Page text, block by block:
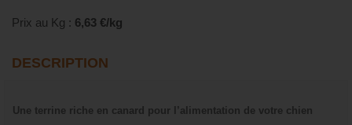
Prix au Kg : 6,63 €/kg
DESCRIPTION
Une terrine riche en canard pour l’alimentation de votre chien